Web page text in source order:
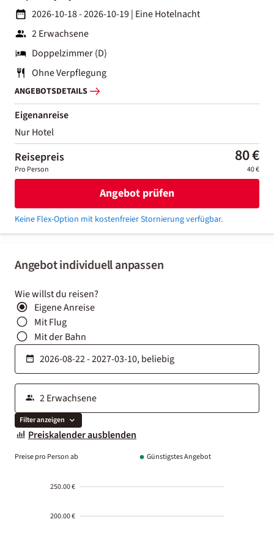
Angebot individuell anpassen
Wie willst du reisen?
Eigene Anreise
Mit Flug
Mit der Bahn
Filter anzeigen
Preiskalender ausblenden
Preise pro Person ab Günstigstes Angebot
250.00 €
200.00 €
2026-10-18 - 2026-10-19| Eine Hotelnacht
2 Erwachsene
Doppelzimmer (D)
Ohne Verpflegung
ANGEBOTSDETAILS
Eigenanreise
Nur Hotel
Reisepreis 80 €
Pro Person 40 €
Angebot prüfen
Keine Flex-Option mit kostenfreier Stornierung verfügbar.